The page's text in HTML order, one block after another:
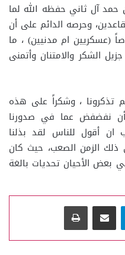
حمد آل ثاني حفظه الله لما
وحرصه الدائم على أن
(عسكريين ام مدنيين) ، ما
الشكر والامتنان وأتمنى
تذكرونا ، وشكراً على هذه
بأن نفضفض عما في صدورنا
ان أقول للناس لقد بذلنا
الزمن الصعب، حيث كان
بعض الأحيان تحديات بالغة
تيلقراممشاركة عبر البريد طباعة